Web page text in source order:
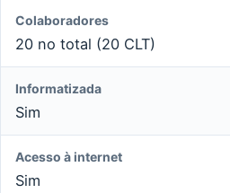
Colaboradores
20 no total (20 CLT)
Informatizada
Sim
Acesso à internet
Sim